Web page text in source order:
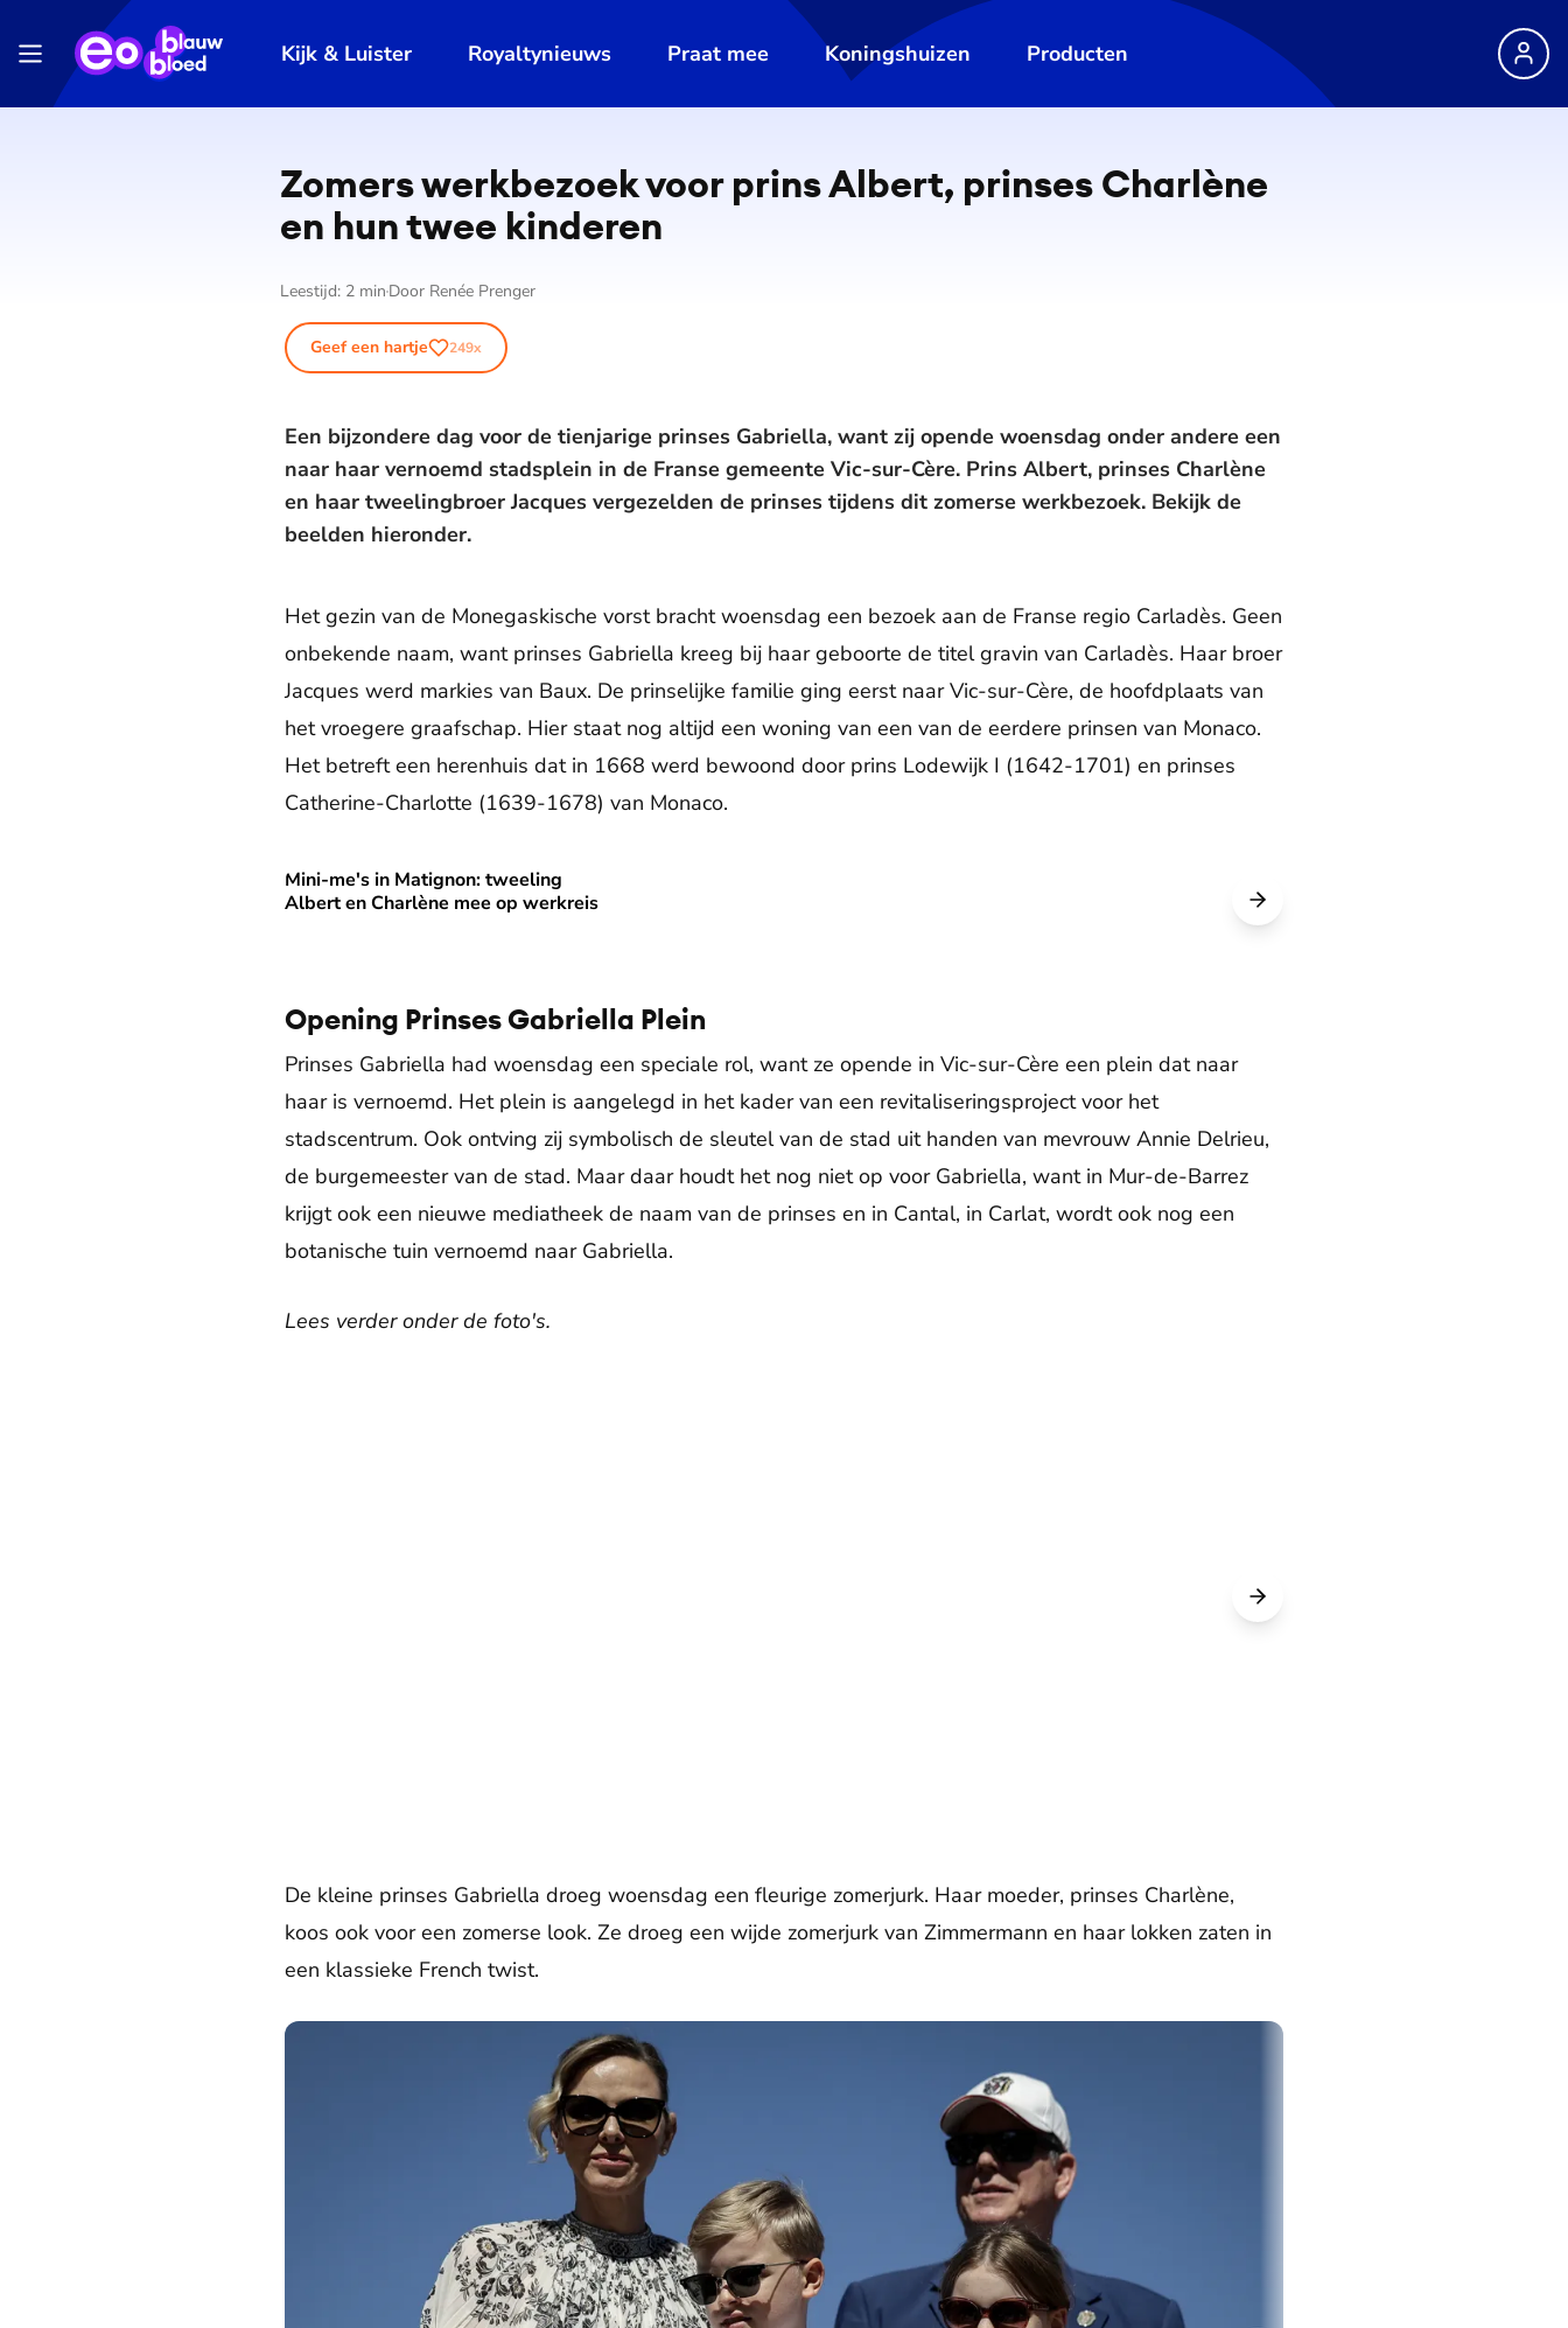
Kijk & Luister Royaltynieuws Praat mee Koningshuizen Producten
Zomers werkbezoek voor prins Albert, prinses Charlène
en hun twee kinderen
Leestijd: 2 min Door Renée Prenger
Geef een hartje 249x
Een bijzondere dag voor de tienjarige prinses Gabriella, want zij opende woensdag onder andere een
naar haar vernoemd stadsplein in de Franse gemeente Vic-sur-Cère. Prins Albert, prinses Charlène
en haar tweelingbroer Jacques vergezelden de prinses tijdens dit zomerse werkbezoek. Bekijk de
beelden hieronder.
Het gezin van de Monegaskische vorst bracht woensdag een bezoek aan de Franse regio Carladès. Geen
onbekende naam, want prinses Gabriella kreeg bij haar geboorte de titel gravin van Carladès. Haar broer
Jacques werd markies van Baux. De prinselijke familie ging eerst naar Vic-sur-Cère, de hoofdplaats van
het vroegere graafschap. Hier staat nog altijd een woning van een van de eerdere prinsen van Monaco.
Het betreft een herenhuis dat in 1668 werd bewoond door prins Lodewijk I (1642-1701) en prinses
Catherine-Charlotte (1639-1678) van Monaco.
Mini-me's in Matignon: tweeling
Albert en Charlène mee op werkreis
Mini-me's in Matignon: tweeling Albert en Charlène mee op werkreis
Opening Prinses Gabriella Plein
Prinses Gabriella had woensdag een speciale rol, want ze opende in Vic-sur-Cère een plein dat naar
haar is vernoemd. Het plein is aangelegd in het kader van een revitaliseringsproject voor het
stadscentrum. Ook ontving zij symbolisch de sleutel van de stad uit handen van mevrouw Annie Delrieu,
de burgemeester van de stad. Maar daar houdt het nog niet op voor Gabriella, want in Mur-de-Barrez
krijgt ook een nieuwe mediatheek de naam van de prinses en in Cantal, in Carlat, wordt ook nog een
botanische tuin vernoemd naar Gabriella.
Lees verder onder de foto's.
De kleine prinses Gabriella droeg woensdag een fleurige zomerjurk. Haar moeder, prinses Charlène,
koos ook voor een zomerse look. Ze droeg een wijde zomerjurk van Zimmermann en haar lokken zaten in
een klassieke French twist.